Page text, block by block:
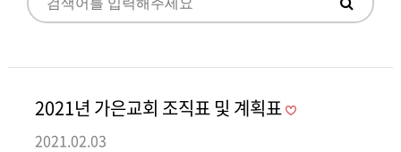
2021년 가은교회 조직표 및 계획표
2021.02.03